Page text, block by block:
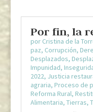
Por fin, la
por Cristina de la
paz, Corrupción,
Desplazados,
Impunidad,
2022, Justicia
agraria, Proceso de
Reforma Rural,
Alimentaria, Tierras,